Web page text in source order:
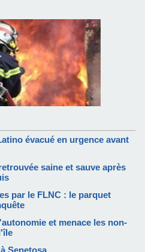
évacué en urgence avant
saine et sauve après
par le FLNC : le parquet
et menace les non-
Senetosa